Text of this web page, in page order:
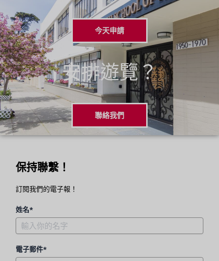
今天申請
安排遊覽？
聯絡我們
保持聯繫！
訂閱我們的電子報！
姓名*
電子郵件*